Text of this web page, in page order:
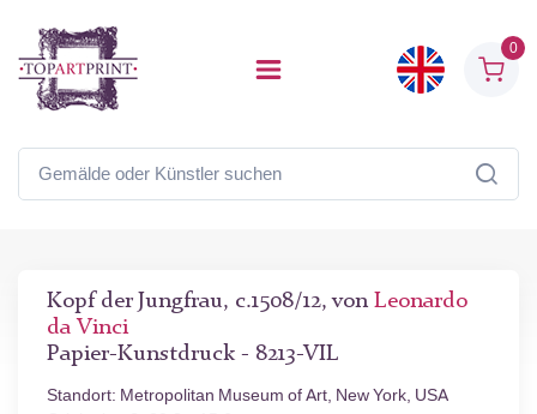
0
Kopf der Jungfrau, c.1508/12, von Leonardo
da Vinci
Papier-Kunstdruck - 8213-VIL
Standort: Metropolitan Museum of Art, New York, USA